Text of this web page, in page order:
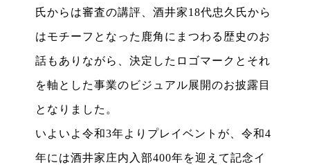
氏からは審査の講評、酒井家18代忠久氏から
はモチーフとなった鹿角にまつわる歴史のお
話もありながら、決定したロゴマークとそれ
を軸とした事業のビジュアル展開のお披露目
となりました。
いよいよ令和3年よりプレイベントが、令和4
年には酒井家庄内入部400年を迎えて記念イ